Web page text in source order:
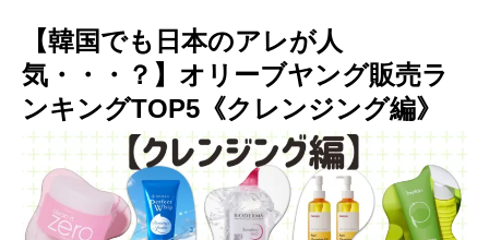
【韓国でも日本のアレが人
気・・・？】オリーブヤング販売ラ
ンキングTOP5《クレンジング編》